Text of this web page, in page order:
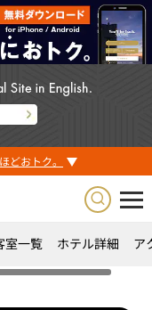
どおトク。
室一覧 ホテル詳細 ア